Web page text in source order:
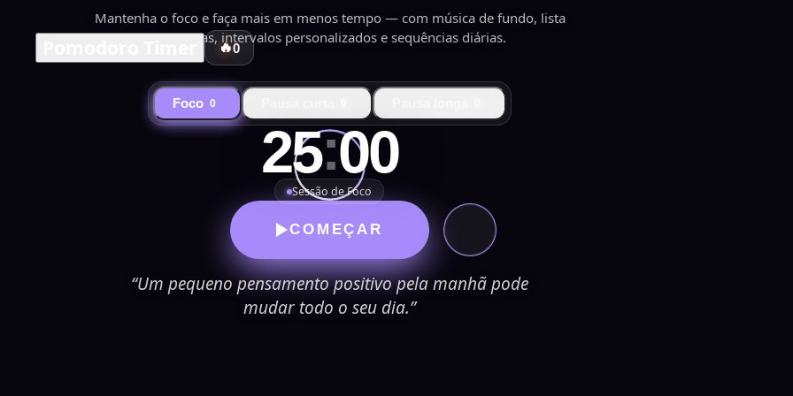
🔥0
Mantenha o foco e faça mais em menos tempo — com música de fundo, lista
de tarefas, intervalos personalizados e sequências diárias.
Foco 0
25:00
Sessão de Foco
COMEÇAR
“Um pequeno pensamento positivo pela manhã pode
mudar todo o seu dia.”